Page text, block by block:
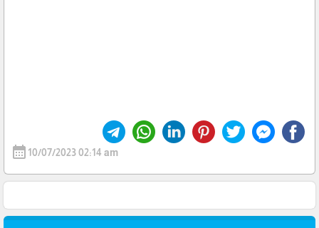
calendar_month 10/07/2023 02:14 am